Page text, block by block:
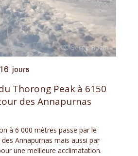
16 jours
Thorong Peak à 6150
des Annapurnas
à 6 000 mètres passe par le
Annapurnas mais aussi par
une meilleure acclimatation.